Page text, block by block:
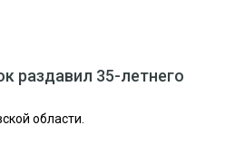
раздавил 35-летнего
области.